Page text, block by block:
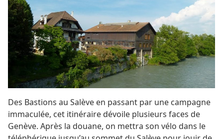
Des Bastions au Salève en passant par une campagne
immaculée, cet itinéraire dévoile plusieurs faces de
Genève. Après la douane, on mettra son vélo dans le